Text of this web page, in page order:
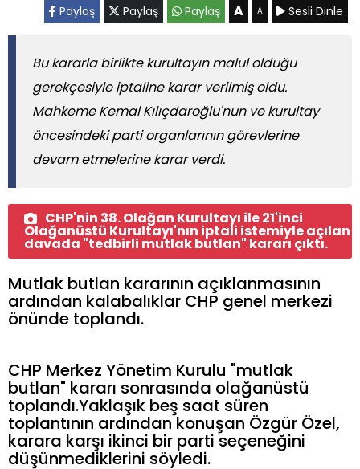
Paylaş Paylaş Paylaş A A Sesli Dinle
Bu kararla birlikte kurultayın malul olduğu
gerekçesiyle iptaline karar verilmiş oldu.
Mahkeme Kemal Kılıçdaroğlu'nun ve kurultay
öncesindeki parti organlarının görevlerine
devam etmelerine karar verdi.
CHP'nin 38. Olağan Kurultayı ile 21'inci
Olağanüstü Kurultayı'nın iptali istemiyle açılan
davada "tedbirli mutlak butlan" kararı çıktı.
Mutlak butlan kararının açıklanmasının
ardından kalabalıklar CHP genel merkezi
önünde toplandı.
CHP Merkez Yönetim Kurulu "mutlak
butlan" kararı sonrasında olağanüstü
toplandı.Yaklaşık beş saat süren
toplantının ardından konuşan Özgür Özel,
karara karşı ikinci bir parti seçeneğini
düşünmediklerini söyledi.